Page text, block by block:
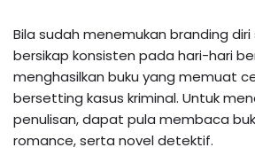
Bila sudah menemukan branding diri
bersikap konsisten pada hari-hari
menghasilkan buku yang memuat
bersetting kasus kriminal. Untuk
penulisan, dapat pula membaca
romance, serta novel detektif.